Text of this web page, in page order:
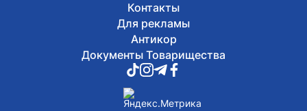
Контакты
Для рекламы
Антикор
Документы Товарищества